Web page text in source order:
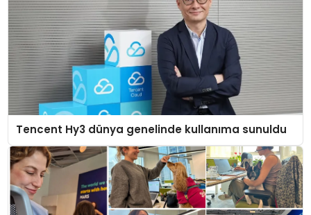
Tencent Hy3 dünya genelinde kullanıma sunuldu